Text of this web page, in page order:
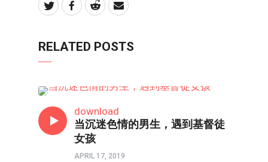
RELATED POSTS
download
当沉迷色情的男生，遇到基督徒
女孩
APRIL 17, 2019